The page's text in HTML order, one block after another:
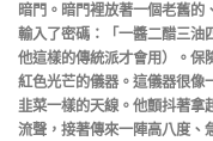
暗門。暗門裡放著一個老舊的
輸入了密碼：「一醬二醋三油
他這樣的傳統派才會用）。保
紅色光芒的儀器。這儀器很像
韭菜一樣的天線。他顫抖著
流聲，接著傳來一陣高八度、